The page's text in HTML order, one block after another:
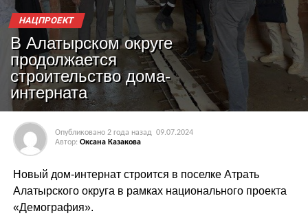
НАЦПРОЕКТ
В Алатырском округе
продолжается
строительство дома-
интерната
Опубликовано 2 года назад 09.07.2024
Автор: Оксана Казакова
Новый дом-интернат строится в поселке Атрать
Алатырского округа в рамках национального проекта
«Демография».